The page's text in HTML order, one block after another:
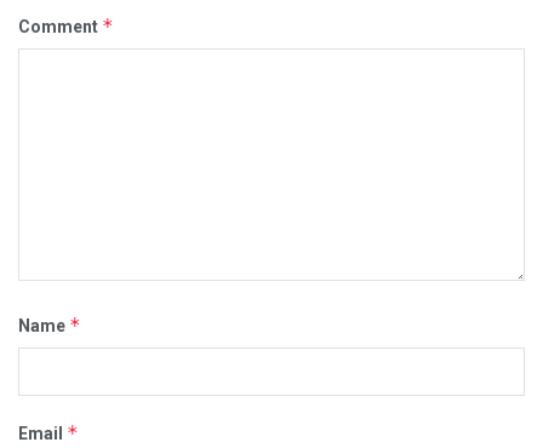
Comment *
Name *
Email *